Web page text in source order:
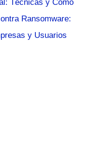
Técnicas y Cómo
Ransomware:
y Usuarios